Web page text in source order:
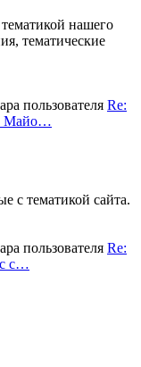
нашего
тематические
Re:
Майо…
с тематикой сайта.
Re:
с…